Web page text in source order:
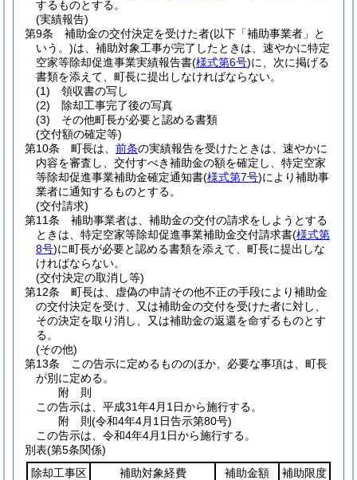
するものとする。
(実績報告)
第9条
補助金の交付決定を受けた者(以下「補助事業者」と
いう。)は、補助対象工事が完了したときは、速やかに特定
空家等除却促進事業実績報告書(様式第6号)に、次に掲げる
書類を添えて、町長に提出しなければならない。
(1)
領収書の写し
(2)
除却工事完了後の写真
(3)
その他町長が必要と認める書類
(交付額の確定等)
第10条
町長は、 前条の実績報告を受けたときは、速やかに
内容を審査し、交付すべき補助金の額を確定し、特定空家
等除却促進事業補助金確定通知書(様式第7号)により補助事
業者に通知するものとする。
(交付請求)
第11条
補助事業者は、補助金の交付の請求をしようとする
ときは、特定空家等除却促進事業補助金交付請求書(様式第
8号)に町長が必要と認める書類を添えて、町長に提出しな
ければならない。
(交付決定の取消し等)
第12条
町長は、虚偽の申請その他不正の手段により補助金
の交付決定を受け、又は補助金の交付を受けた者に対し、
その決定を取り消し、又は補助金の返還を命ずるものとす
る。
(その他)
第13条
この告示に定めるもののほか、必要な事項は、町長
が別に定める。
附 則
この告示は、平成31年4月1日から施行する。
附 則(令和4年4月1日告示第80号)
この告示は、令和4年4月1日から施行する。
別表(第5条関係)
除却工事区
補助対象経費 補助金額
補助限度